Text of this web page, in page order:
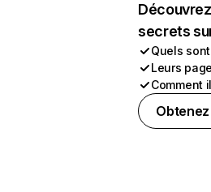
secrets
Quels
Leurs
Comment